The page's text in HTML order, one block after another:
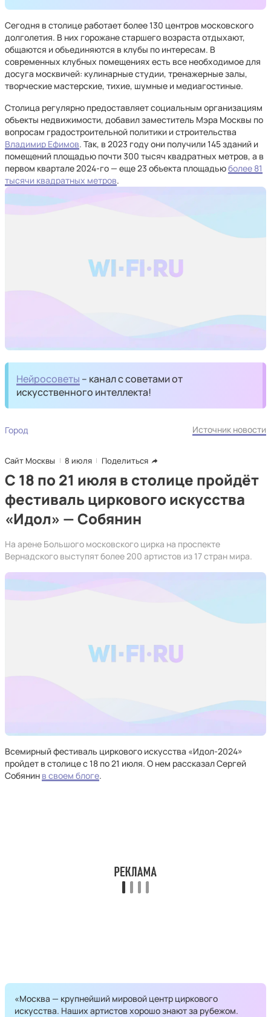
Сегодня в столице работает более 130 центров московского
долголетия. В них горожане старшего возраста отдыхают,
общаются и объединяются в клубы по интересам. В
современных клубных помещениях есть все необходимое для
досуга москвичей: кулинарные студии, тренажерные залы,
творческие мастерские, тихие, шумные и медиагостиные.
Столица регулярно предоставляет социальным организациям
объекты недвижимости, добавил заместитель Мэра Москвы по
вопросам градостроительной политики и строительства
Владимир Ефимов. Так, в 2023 году они получили 145 зданий и
помещений площадью почти 300 тысяч квадратных метров, а в
первом квартале 2024-го — еще 23 объекта площадьюболее 81
тысячи квадратных метров.
Нейросоветы – канал с советами от
искусственного интеллекта!
Город Источник новости
Сайт Москвы 8 июля Поделиться
С 18 по 21 июля в столице пройдёт
фестиваль циркового искусства
«Идол» — Собянин
На арене Большого московского цирка на проспекте
Вернадского выступят более 200 артистов из 17 стран мира.
Всемирный фестиваль циркового искусства «Идол-2024»
пройдет в столице с 18 по 21 июля. О нем рассказал Сергей
Собянин в своем блоге.
«Москва — крупнейший мировой центр циркового
искусства. Наших артистов хорошо знают за рубежом.